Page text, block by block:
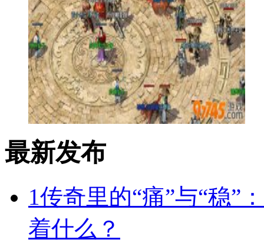
最新发布
1传奇里的“痛”与“稳”
着什么？